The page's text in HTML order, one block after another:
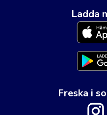
Ladda
Freska i